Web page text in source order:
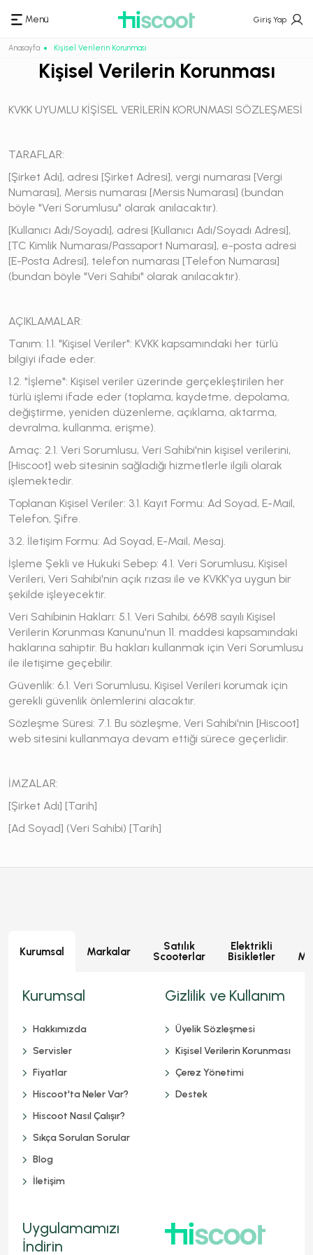
Menü Giriş Yap
Anasayfa Kişisel Verilerin Korunması
Kişisel Verilerin Korunması
KVKK UYUMLU KİŞİSEL VERİLERİN KORUNMASI SÖZLEŞMESİ
TARAFLAR:
[Şirket Adı], adresi [Şirket Adresi], vergi numarası [Vergi
Numarası], Mersis numarası [Mersis Numarası] (bundan
böyle "Veri Sorumlusu" olarak anılacaktır).
[Kullanıcı Adı/Soyadı], adresi [Kullanıcı Adı/Soyadı Adresi],
[TC Kimlik Numarası/Passaport Numarası], e-posta adresi
[E-Posta Adresi], telefon numarası [Telefon Numarası]
(bundan böyle "Veri Sahibi" olarak anılacaktır).
AÇIKLAMALAR:
Tanım: 1.1. "Kişisel Veriler": KVKK kapsamındaki her türlü
bilgiyi ifade eder.
1.2. "İşleme": Kişisel veriler üzerinde gerçekleştirilen her
türlü işlemi ifade eder (toplama, kaydetme, depolama,
değiştirme, yeniden düzenleme, açıklama, aktarma,
devralma, kullanma, erişme).
Amaç: 2.1. Veri Sorumlusu, Veri Sahibi'nin kişisel verilerini,
[Hiscoot] web sitesinin sağladığı hizmetlerle ilgili olarak
işlemektedir.
Toplanan Kişisel Veriler: 3.1. Kayıt Formu: Ad Soyad, E-Mail,
Telefon, Şifre.
3.2. İletişim Formu: Ad Soyad, E-Mail, Mesaj.
İşleme Şekli ve Hukuki Sebep: 4.1. Veri Sorumlusu, Kişisel
Verileri, Veri Sahibi'nin açık rızası ile ve KVKK'ya uygun bir
şekilde işleyecektir.
Veri Sahibinin Hakları: 5.1. Veri Sahibi, 6698 sayılı Kişisel
Verilerin Korunması Kanunu'nun 11. maddesi kapsamındaki
haklarına sahiptir. Bu hakları kullanmak için Veri Sorumlusu
ile iletişime geçebilir.
Güvenlik: 6.1. Veri Sorumlusu, Kişisel Verileri korumak için
gerekli güvenlik önlemlerini alacaktır.
Sözleşme Süresi: 7.1. Bu sözleşme, Veri Sahibi'nin [Hiscoot]
web sitesini kullanmaya devam ettiği sürece geçerlidir.
İMZALAR:
[Şirket Adı] [Tarih]
[Ad Soyad] (Veri Sahibi) [Tarih]
Kurumsal Markalar
Satılık
Scooterlar
Elektrikli
Bisikletler
Kurumsal
Hakkımızda
Servisler
Fiyatlar
Hiscoot'ta Neler Var?
Hiscoot Nasıl Çalışır?
Sıkça Sorulan Sorular
Blog
İletişim
Gizlilik ve Kullanım
Üyelik Sözleşmesi
Kişisel Verilerin Korunması
Çerez Yönetimi
Destek
Uygulamamızı
İndirin